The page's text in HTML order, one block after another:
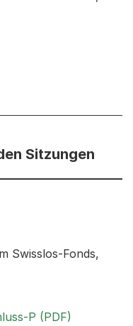
Sitzungen
Informationen
Swisslos-Fonds,
P (PDF)